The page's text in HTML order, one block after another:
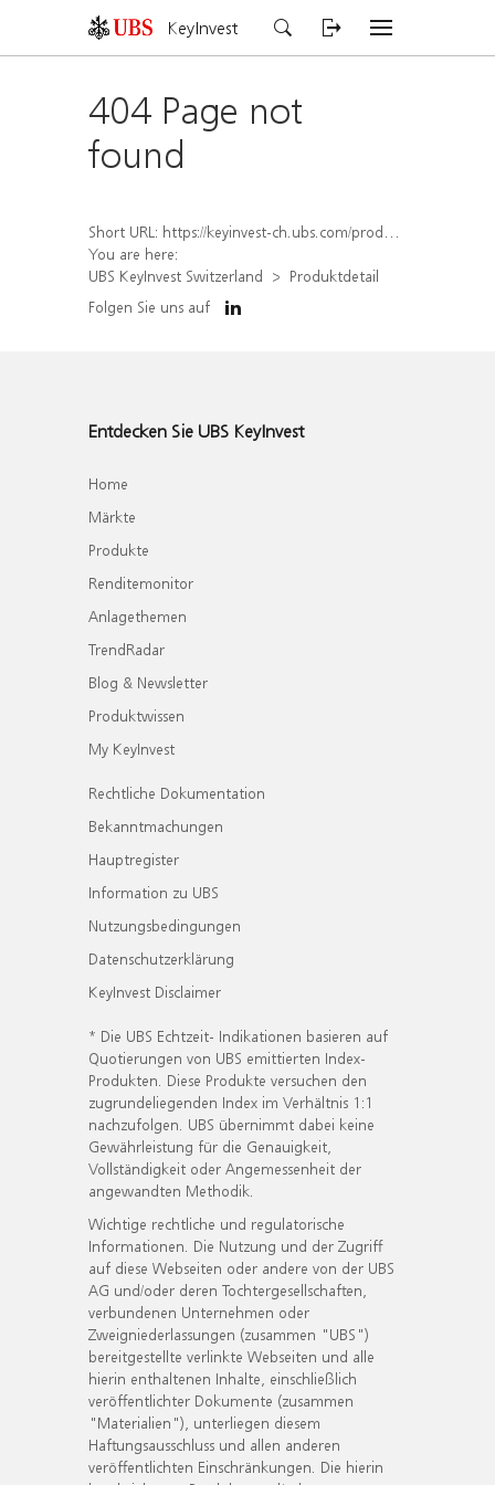
KeyInvest
404 Page not
found
Short URL: https://keyinvest-ch.ubs.com/produkt/detail/index/isin/CH1572295876
You are here:
UBS KeyInvest Switzerland
Produktdetail
Folgen Sie uns auf
Entdecken Sie UBS KeyInvest
Home
Märkte
Produkte
Renditemonitor
Anlagethemen
TrendRadar
Blog & Newsletter
Produktwissen
My KeyInvest
Rechtliche Dokumentation
Bekanntmachungen
Hauptregister
Information zu UBS
Nutzungsbedingungen
Datenschutzerklärung
KeyInvest Disclaimer
* Die UBS Echtzeit- Indikationen basieren auf
Quotierungen von UBS emittierten Index-
Produkten. Diese Produkte versuchen den
zugrundeliegenden Index im Verhältnis 1:1
nachzufolgen. UBS übernimmt dabei keine
Gewährleistung für die Genauigkeit,
Vollständigkeit oder Angemessenheit der
angewandten Methodik.
Wichtige rechtliche und regulatorische
Informationen. Die Nutzung und der Zugriff
auf diese Webseiten oder andere von der UBS
AG und/oder deren Tochtergesellschaften,
verbundenen Unternehmen oder
Zweigniederlassungen (zusammen "UBS")
bereitgestellte verlinkte Webseiten und alle
hierin enthaltenen Inhalte, einschließlich
veröffentlichter Dokumente (zusammen
"Materialien"), unterliegen diesem
Haftungsausschluss und allen anderen
veröffentlichten Einschränkungen. Die hierin